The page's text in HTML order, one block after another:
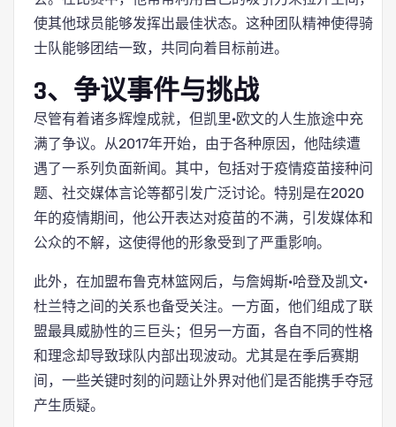
使其他球员能够发挥出最佳状态。这种团队精神使得骑
士队能够团结一致，共同向着目标前进。
3、争议事件与挑战
尽管有着诸多辉煌成就，但凯里·欧文的人生旅途中充
满了争议。从2017年开始，由于各种原因，他陆续遭
遇了一系列负面新闻。其中，包括对于疫情疫苗接种问
题、社交媒体言论等都引发广泛讨论。特别是在2020
年的疫情期间，他公开表达对疫苗的不满，引发媒体和
公众的不解，这使得他的形象受到了严重影响。
此外，在加盟布鲁克林篮网后，与詹姆斯·哈登及凯文·
杜兰特之间的关系也备受关注。一方面，他们组成了联
盟最具威胁性的三巨头；但另一方面，各自不同的性格
和理念却导致球队内部出现波动。尤其是在季后赛期
间，一些关键时刻的问题让外界对他们是否能携手夺冠
产生质疑。